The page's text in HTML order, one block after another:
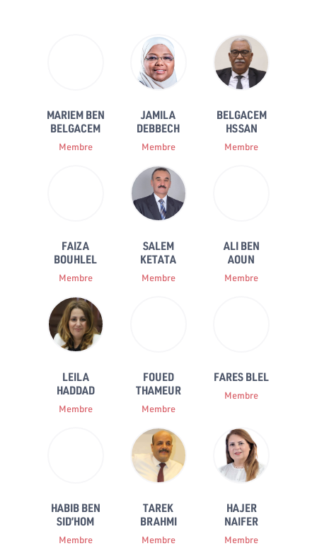
MARIEM BEN
BELGACEM
Membre
JAMILA
DEBBECH
Membre
BELGACEM
HSSAN
Membre
FAIZA
BOUHLEL
Membre
SALEM
KETATA
Membre
ALI BEN
AOUN
Membre
LEILA
HADDAD
Membre
FOUED
THAMEUR
Membre
FARES BLEL
Membre
HABIB BEN
SID’HOM
Membre
TAREK
BRAHMI
Membre
HAJER
NAIFER
Membre